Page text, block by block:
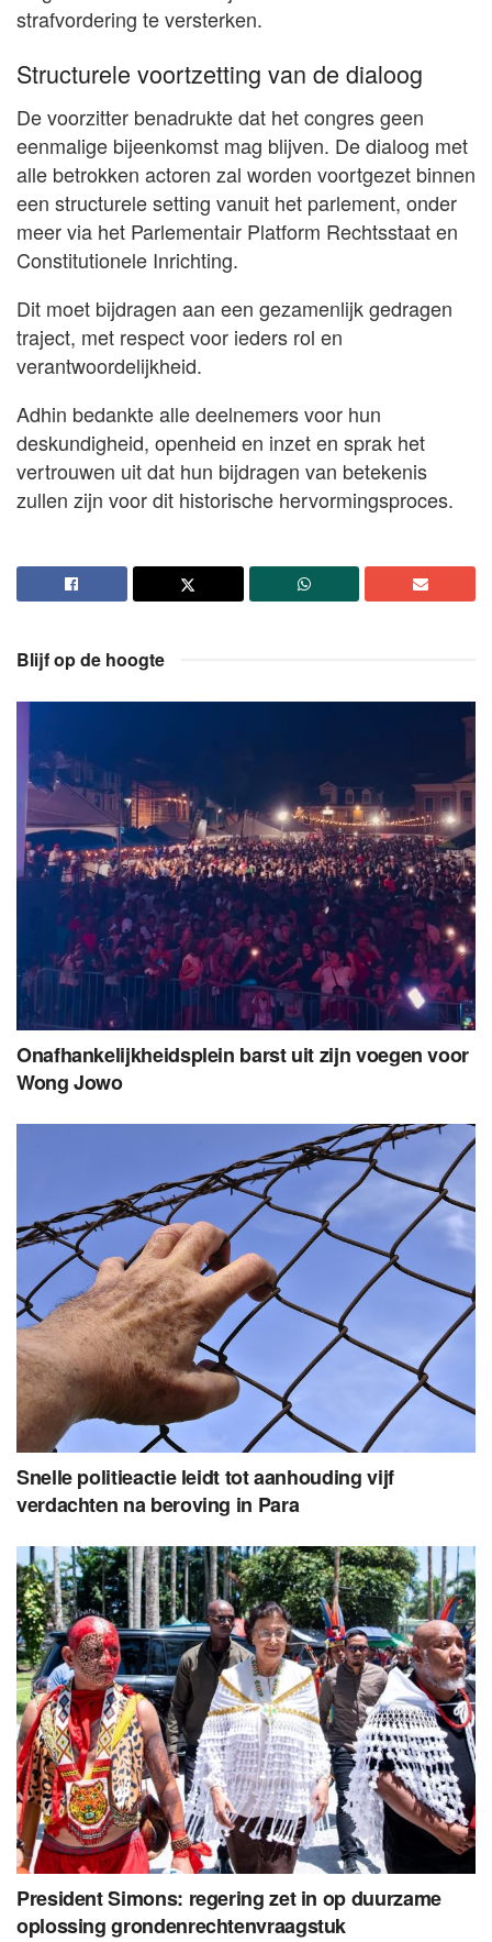
strafvordering te versterken.
Structurele voortzetting van de dialoog
De voorzitter benadrukte dat het congres geen
eenmalige bijeenkomst mag blijven. De dialoog met
alle betrokken actoren zal worden voortgezet binnen
een structurele setting vanuit het parlement, onder
meer via het Parlementair Platform Rechtsstaat en
Constitutionele Inrichting.
Dit moet bijdragen aan een gezamenlijk gedragen
traject, met respect voor ieders rol en
verantwoordelijkheid.
Adhin bedankte alle deelnemers voor hun
deskundigheid, openheid en inzet en sprak het
vertrouwen uit dat hun bijdragen van betekenis
zullen zijn voor dit historische hervormingsproces.
Blijf op de hoogte
Onafhankelijkheidsplein barst uit zijn voegen voor
Wong Jowo
Snelle politieactie leidt tot aanhouding vijf
verdachten na beroving in Para
President Simons: regering zet in op duurzame
oplossing grondenrechtenvraagstuk